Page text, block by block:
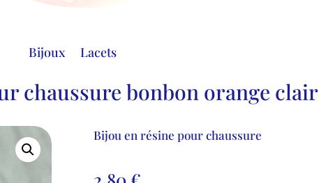
Bijoux Lacets
chaussure bonbon orange clair
Bijou en résine pour chaussure